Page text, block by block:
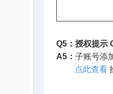
Q5：授权提示
A5： 子账号添
点此查看